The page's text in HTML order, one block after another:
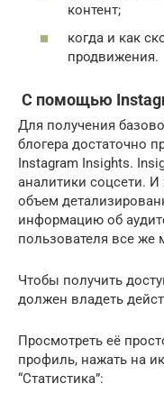
контент;
когда и как
продвижения.
С помощью
Для получения
блогера достаточно
Instagram Insights.
аналитики соцсети. И
объем
информацию об
пользователя все же
Чтобы получить
должен владеть
Просмотреть её
профиль, нажать на
“Статистика”: